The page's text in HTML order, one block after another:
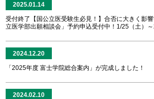
2025.01.14
受付終了【国公立医受験生必見！】合否に大きく影
立医学部出願相談会」予約申込受付中！1/25（土）
2024.12.20
「2025年度 富士学院総合案内」が完成しました！
2024.02.10